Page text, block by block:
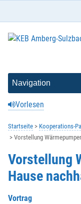
Vorlesen
Startseite Kooperations-
Vorstellung
Vorstellung
Hause
Vortrag